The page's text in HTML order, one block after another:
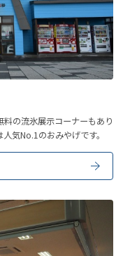
の流氷展示コーナーもあり
気No.1のおみやげです。